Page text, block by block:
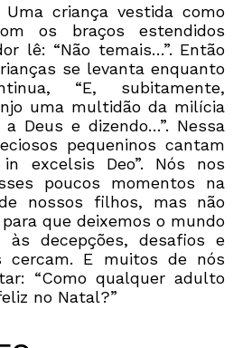
criança vestida como
os braços estendidos
lê: “Não temais…”. Então
se levanta enquanto
“E, subitamente,
uma multidão da milícia
Deus e dizendo…”. Nessa
pequeninos cantam
excelsis Deo”. Nós nos
poucos momentos na
nossos filhos, mas não
que deixemos o mundo
decepções, desafios e
cercam. E muitos de nós
“Como qualquer adulto
no Natal?”